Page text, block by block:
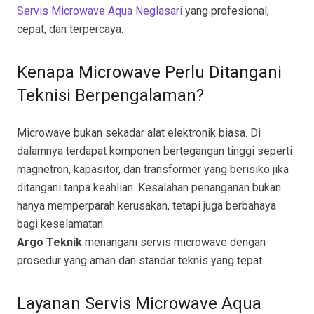
Servis Microwave Aqua Neglasari yang profesional,
cepat, dan terpercaya.
Kenapa Microwave Perlu Ditangani
Teknisi Berpengalaman?
Microwave bukan sekadar alat elektronik biasa. Di
dalamnya terdapat komponen bertegangan tinggi seperti
magnetron, kapasitor, dan transformer yang berisiko jika
ditangani tanpa keahlian. Kesalahan penanganan bukan
hanya memperparah kerusakan, tetapi juga berbahaya
bagi keselamatan.
Argo Teknik menangani servis microwave dengan
prosedur yang aman dan standar teknis yang tepat.
Layanan Servis Microwave Aqua